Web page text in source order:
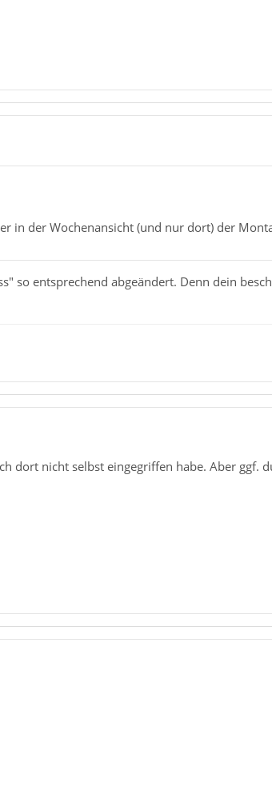
in der Wochenansicht (und nur dort) der
so entsprechend abgeändert. Denn dein
dort nicht selbst eingegriffen habe. Aber ggf.